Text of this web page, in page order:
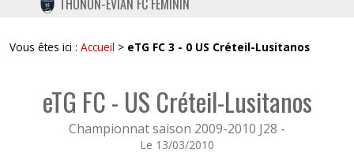
TWITTER
INSTAGRAM
THONON-EVIAN FC FÉMININ
Vous êtes ici : Accueil > eTG FC 3 - 0 US Créteil-Lusitanos
eTG FC - US Créteil-Lusitanos
Championnat saison 2009-2010 J28 -
Le 13/03/2010